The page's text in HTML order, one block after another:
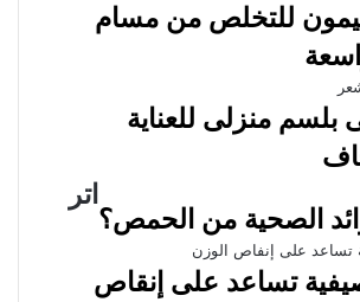
للتخلص من مسام
منزلى للعناية
الصحية من الحمص؟
صيفية تساعد على إنقاص
اتر